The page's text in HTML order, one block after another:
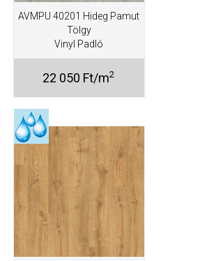
AVMPU 40201 Hideg Pamut
Tölgy
Vinyl Padló
22 050 Ft/m2